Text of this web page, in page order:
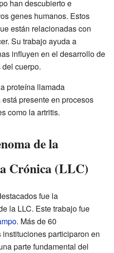
han descubierto e
genes humanos. Estos
están relacionadas con
Su trabajo ayuda a
influyen en el desarrollo de
cuerpo.
proteína llamada
presente en procesos
como la artritis.
de la
Crónica (LLC)
fue la
la LLC. Este trabajo fue
. Más de 60
participaron en
parte fundamental del